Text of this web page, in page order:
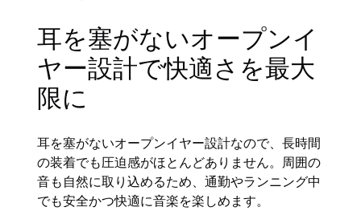
耳を塞がないオープンイ
ヤー設計で快適さを最大
限に
耳を塞がないオープンイヤー設計なので、長時間
の装着でも圧迫感がほとんどありません。周囲の
音も自然に取り込めるため、通勤やランニング中
でも安全かつ快適に音楽を楽しめます。